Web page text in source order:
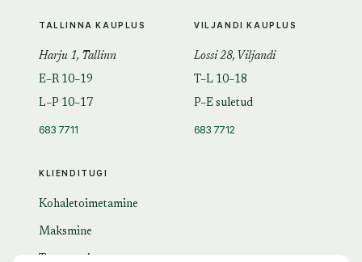
KLIENDITUGI
Kohaletoimetamine
Maksmine
TALLINNA KAUPLUS
Harju 1, Tallinn
E–R 10–19
L–P 10–17
683 7711
VILJANDI KAUPLUS
Lossi 28, Viljandi
T–L 10–18
P–E suletud
683 7712